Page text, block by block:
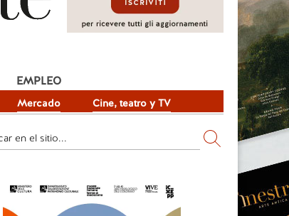
Mercado Cine, teatro y TV
EMPLEO